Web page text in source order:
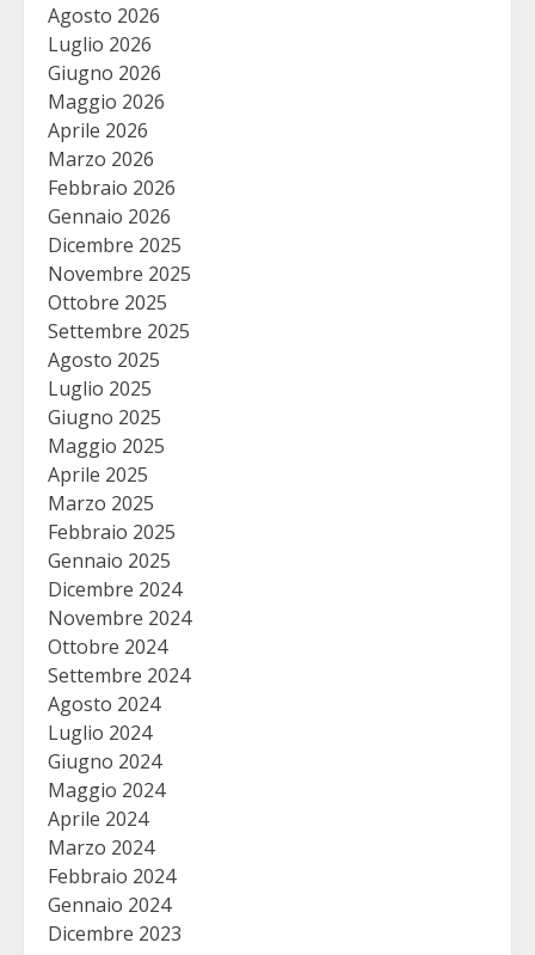
Agosto 2026
Luglio 2026
Giugno 2026
Maggio 2026
Aprile 2026
Marzo 2026
Febbraio 2026
Gennaio 2026
Dicembre 2025
Novembre 2025
Ottobre 2025
Settembre 2025
Agosto 2025
Luglio 2025
Giugno 2025
Maggio 2025
Aprile 2025
Marzo 2025
Febbraio 2025
Gennaio 2025
Dicembre 2024
Novembre 2024
Ottobre 2024
Settembre 2024
Agosto 2024
Luglio 2024
Giugno 2024
Maggio 2024
Aprile 2024
Marzo 2024
Febbraio 2024
Gennaio 2024
Dicembre 2023